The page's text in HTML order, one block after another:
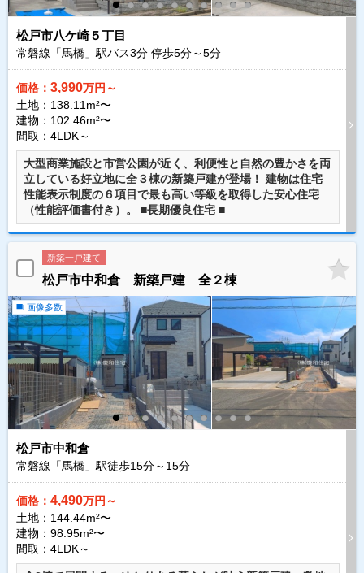
松戸市八ケ崎５丁目
常磐線「馬橋」駅バス3分 停歩5分～5分
価格： 3,990万円～
土地：138.11m²〜
建物：102.46m²〜
間取：4LDK～
大型商業施設と市営公園が近く、利便性と自然の豊かさを両
立している好立地に全３棟の新築戸建が登場！ 建物は住宅
性能表示制度の６項目で最も高い等級を取得した安心住宅
（性能評価書付き）。 ■長期優良住宅 ■
新築一戸建て
松戸市中和倉 新築戸建 全２棟
画像多数
松戸市中和倉
常磐線「馬橋」駅徒歩15分～ 15分
価格： 4,490万円～
土地：144.44m²〜
建物：98.95m²〜
間取：4LDK～